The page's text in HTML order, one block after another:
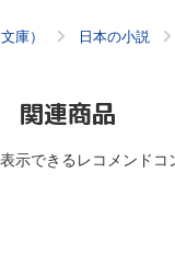
庫） 日本の小説
関連商品
表示できるレコメンドコ